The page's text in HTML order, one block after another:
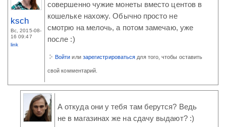
ksch
Вс, 2015-08-
16 09:47
link
совершенно чужие монеты вместо центов в
кошельке нахожу. Обычно просто не
смотрю на мелочь, а потом замечаю, уже
после :)
Войти или зарегистрироваться для того, чтобы оставить
свой комментарий.
А откуда они у тебя там берутся? Ведь
не в магазинах же на сдачу выдают? :)